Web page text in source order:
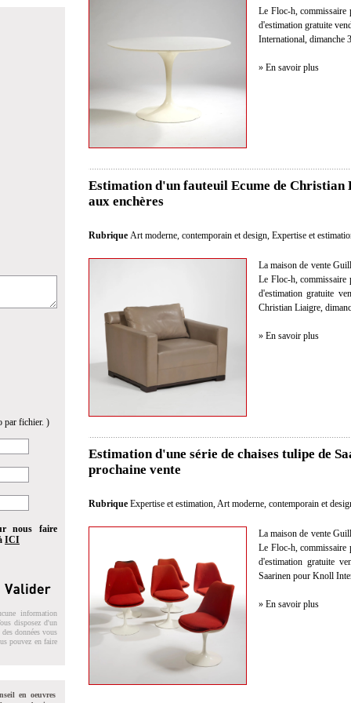
par fichier. )
nous faire
ICI
information
disposez d'un
données vous
pouvez en faire
en oeuvres
Le Floc-h, commissaire
d'estimation gratuite
International, dimanche
» En savoir plus
Estimation d'un fauteuil Ecume de
aux enchères
Rubrique Art moderne, contemporain et design, Expertise et
La maison de vente
Le Floc-h, commissaire
d'estimation gratuite
Christian Liaigre,
» En savoir plus
Estimation d'une série de chaises tulipe de
prochaine vente
Rubrique Expertise et estimation,Art moderne, contemporain et
La maison de vente
Le Floc-h, commissaire
d'estimation gratuite
Saarinen pour Knoll
» En savoir plus